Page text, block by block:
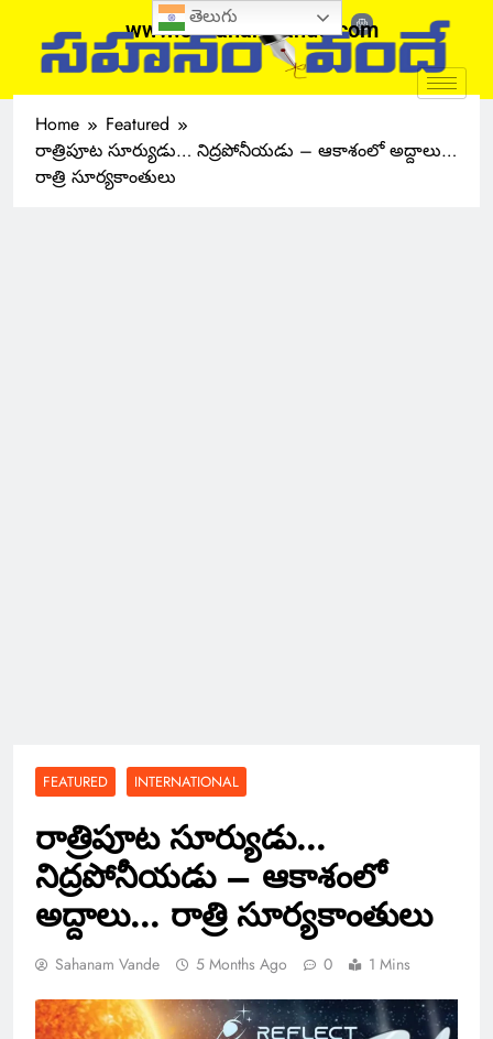
www.sahanamvande.com
Home
Featured
రాత్రిపూట సూర్యుడు… నిద్రపోనీయడు – ఆకాశంలో అద్దాలు…
రాత్రి సూర్యకాంతులు
FEATURED INTERNATIONAL
రాత్రిపూట సూర్యుడు…
నిద్రపోనీయడు – ఆకాశంలో
అద్దాలు… రాత్రి సూర్యకాంతులు
Sahanam Vande 5 Months Ago 0 1 Mins
తెలుగు